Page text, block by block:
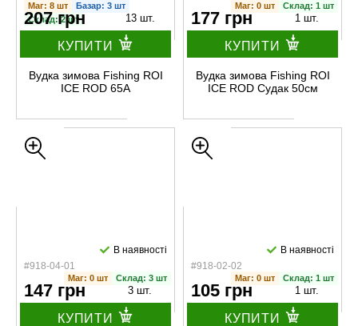
Маг: 8 шт
Базар: 3 шт
Склад: 2 шт
207 грн 13 шт.
КУПИТИ
Вудка зимова Fishing ROI
ICE ROD 65A
Маг: 0 шт Склад: 1 шт
177 грн 1 шт.
КУПИТИ
Вудка зимова Fishing ROI
ICE ROD Судак 50см
#918-04-01
В наявності
Маг: 0 шт Склад: 3 шт
147 грн 3 шт.
КУПИТИ
#918-02-02
В наявності
Маг: 0 шт Склад: 1 шт
105 грн 1 шт.
КУПИТИ